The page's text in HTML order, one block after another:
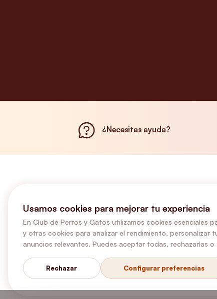
¿Necesitas ayuda?
Usamos cookies para mejorar tu experiencia
En Club de Perros y Gatos utilizamos cookies esenciales
y otras cookies para analizar el rendimiento, personalizar
anuncios relevantes. Puedes aceptar todas, rechazarlas
Rechazar Configurar preferencias